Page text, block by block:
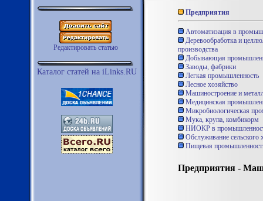
Редактировать статью
Каталог статей на iLinks.RU
Предприятия
Автоматизация в
Деревообработка и
производства
Добывающая
Заводы, фабрики
Легкая промышленность
Лесное хозяйство
Машиностроение и
Медицинская
Микробиологическая
Мука, крупа, комбикорм
НИОКР в
Обслуживание сельского
Пищевая
Предприятия -